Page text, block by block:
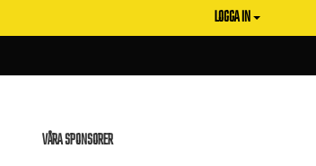
LOGGA IN
VÅRA SPONSORER